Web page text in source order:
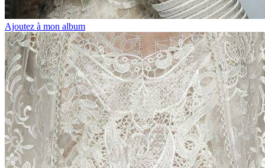
Ajoutez à mon album